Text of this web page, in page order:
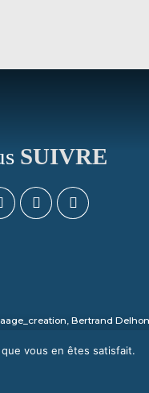
SUIVRE
Bertrand
vous en êtes satisfait.